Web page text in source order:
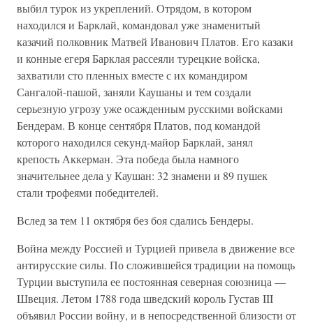
выбил турок из укреплений. Отрядом, в котором
находился и Барклай, командовал уже знаменитый
казачий полковник Матвей Иванович Платов. Его казаки
и конные егеря Барклая рассеяли турецкие войска,
захватили сто пленных вместе с их командиром
Сангалой-пашой, заняли Каушаны и тем создали
серьезную угрозу уже осажденным русскими войсками
Бендерам. В конце сентября Платов, под командой
которого находился секунд-майор Барклай, занял
крепость Аккерман. Эта победа была намного
значительнее дела у Каушан: 32 знамени и 89 пушек
стали трофеями победителей.
Вслед за тем 11 октября без боя сдались Бендеры.
Война между Россией и Турцией привела в движение все
антирусские силы. По сложившейся традиции на помощь
Турции выступила ее постоянная северная союзница —
Швеция. Летом 1788 года шведский король Густав III
объявил России войну, и в непосредственной близости от